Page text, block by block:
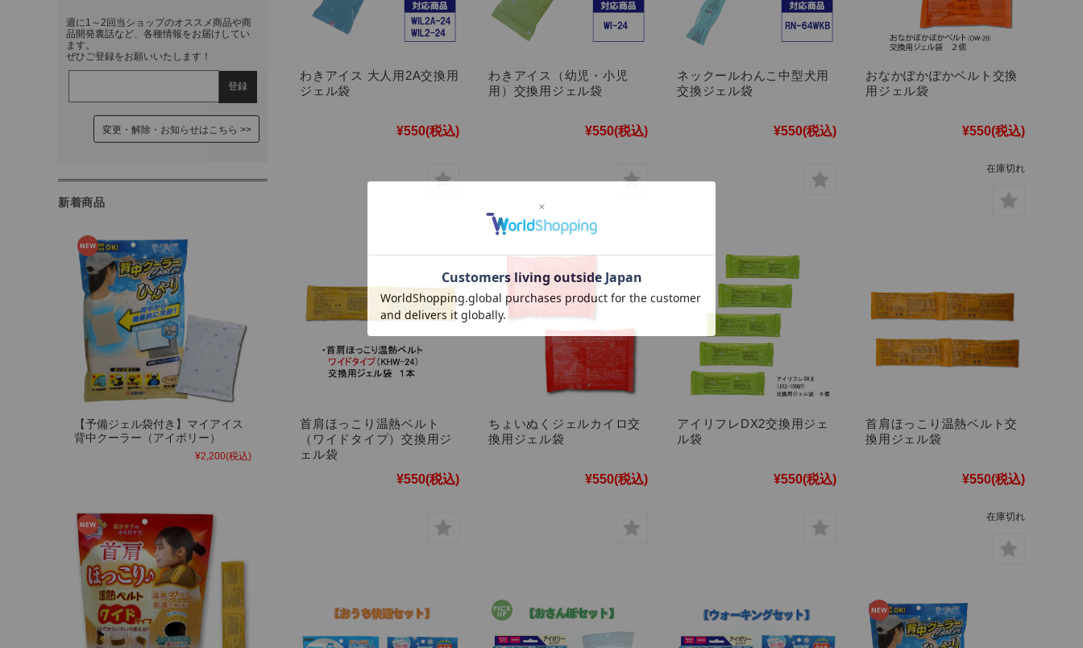
わきアイス 大人用2A交換用
ジェル袋
¥550(税込)
わきアイス（幼児・小児
用）交換用ジェル袋
¥550(税込)
ネックールわんこ中型犬用
交換ジェル袋
¥550(税込)
おなかぽかぽかベルト交換
用ジェル袋
¥550(税込)
在庫切れ
首肩ほっこり温熱ベルト
（ワイドタイプ）交換用ジ
ェル袋
¥550(税込)
ちょいぬくジェルカイロ交
換用ジェル袋
¥550(税込)
アイリフレDX2交換用ジェ
ル袋
¥550(税込)
首肩ほっこり温熱ベルト交
換用ジェル袋
¥550(税込)
在庫切れ
週に1～2回当ショップのオススメ商品や商
品開発裏話など、各種情報をお届けしてい
ます。
ぜひご登録をお願いいたします！
変更・解除・お知らせはこちら
新着商品
【予備ジェル袋付き】マイアイス
背中クーラー（アイボリー）
¥2,200(税込)